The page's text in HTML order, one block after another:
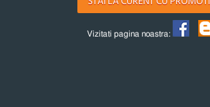
Vizitati pagina noastra: